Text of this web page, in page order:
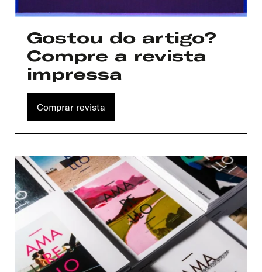
Gostou do artigo?
Compre a revista
impressa
Comprar revista